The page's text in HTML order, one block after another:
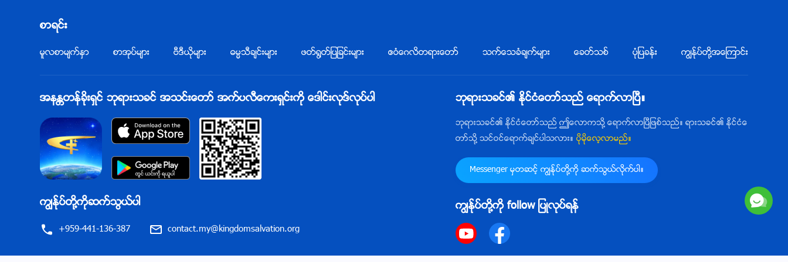
ဤအခ်က္ေၾကာင့္ ကြၽန္ုပ္ျမင္
ဘယ္မွ်ႀကီးျမတ္ ဘုရားအခ်စ္က လူသားအေပၚ
လူေတြ ဘုရား၏အခ်စ္ကို ခံစားသိရွိရႏိုင္ျခင္းပင္
ႏႈတ္ကပတ္ေတာ္သည္ လူ႔ဇာတိ၌ ေပၚလာ၏ မွ
စာရင္း
မူလစာမ်က္ႏွာ စာအုပ္မ်ား ဗီဒီယိုမ်ား ဓမၼသီခ်င္းမ်ား ဖတ္႐ြတ္ျပျခင္းမ်ား ဧဝံေဂလိတရားေတာ္ သက္ေသခံခ်က္မ်ား ေခတ္သစ္ ပုံျပခန္း ကြၽန္ုပ္တို႔အေၾကာင္း
အနႏၲတန္ခိုးရွင္ ဘုရားသခင္ အသင္းေတာ္ အက္ပလီေကးရွင္းကို ေဒါင္းလုဒ္လုပ္ပါ
ကြၽန္ုပ္တို႔ကိုဆက္သြယ္ပါ
+959-441-136-387 contact.my@kingdomsalvation.org
ဘုရားသခင္၏ ႏိုင္ငံေတာ္သည္ ေရာက္လာၿပီ။
ဘုရားသခင္၏ ႏိုင္ငံေတာ္သည္ ဤေလာကသို႔ ေရာက္လာၿပီျဖစ္သည္။ ရားသခင္၏ ႏိုင္ငံေ
တာ္သို႔ သင္ဝင္ေရာက္ခ်င္ပါသလား။ ပိုမိုေလ့လာမည္။
Messenger မွတဆင့္ ကြၽန္ုပ္တို႔ကို ဆက္သြယ္လိုက္ပါ။
ကြၽန္ုပ္တို႔ကို follow ျပဳလုပ္ရန္